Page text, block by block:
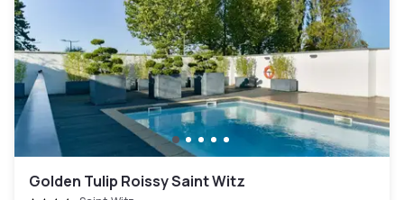
Golden Tulip Roissy Saint Witz